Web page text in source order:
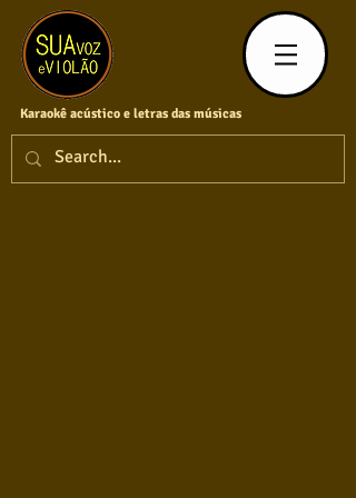
Karaokê acústico e letras das músicas